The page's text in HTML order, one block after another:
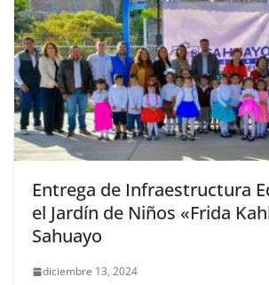
Entrega de Infraestructura
el Jardín de Niños «Frida
Sahuayo
diciembre 13, 2024